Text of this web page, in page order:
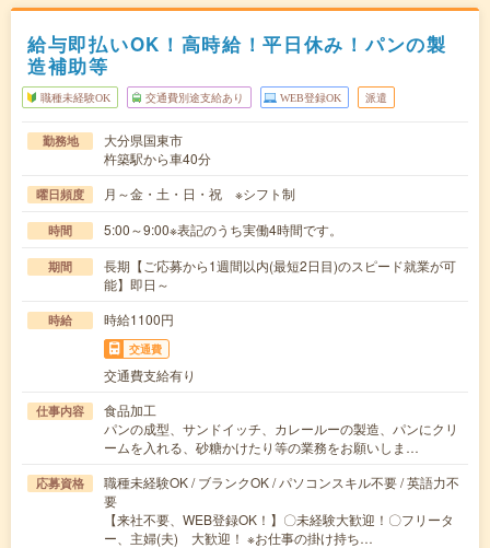
給与即払いOK！高時給！平日休み！パンの製
造補助等
職種未経験OK 交通費別途支給あり WEB登録OK 派遣
勤務地
大分県国東市
杵築駅から車40分
曜日頻度 月～金・土・日・祝 ※シフト制
時間 5:00～9:00※表記のうち実働4時間です。
期間
長期【ご応募から1週間以内(最短2日目)のスピード就業が可
能】即日～
時給 時給1100円
交通費
交通費支給有り
仕事内容
食品加工
パンの成型、サンドイッチ、カレールーの製造、パンにクリ
ームを入れる、砂糖かけたり等の業務をお願いしま…
応募資格
職種未経験OK / ブランクOK / パソコンスキル不要 / 英語力不
要
【来社不要、WEB登録OK！】〇未経験大歓迎！〇フリータ
ー、主婦(夫) 大歓迎！ ※お仕事の掛け持ち…